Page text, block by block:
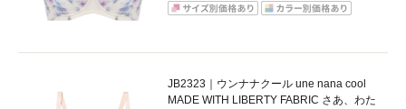
JB2323｜ウンナナクール une nana cool
MADE WITH LIBERTY FABRIC さあ、わた